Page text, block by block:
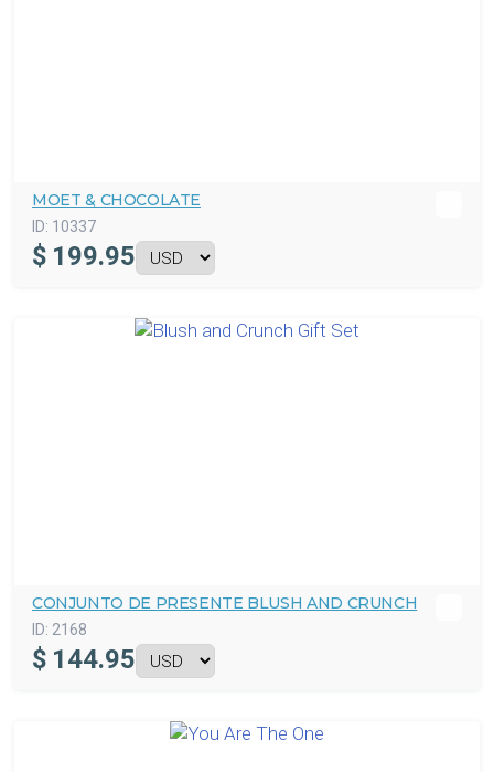
MOET & CHOCOLATE
ID: 10337
$ 199.95
CONJUNTO DE PRESENTE BLUSH AND CRUNCH
ID: 2168
$ 144.95